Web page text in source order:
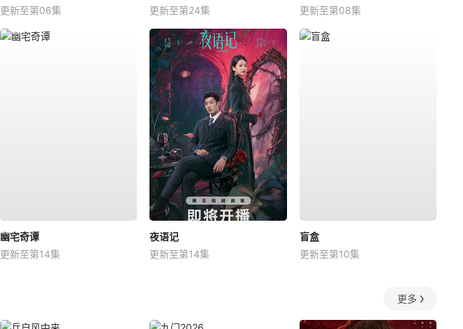
更新至第06集
更新至第24集
更新至第08集
幽宅奇谭
更新至第14集
夜语记
更新至第14集
盲盒
更新至第10集
更多